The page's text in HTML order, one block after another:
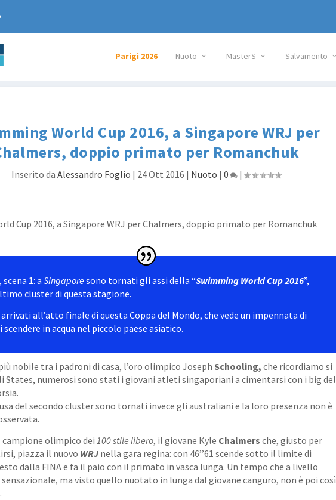
Parigi 2026 Nuoto MasterS Salvamento
World Cup 2016, a Singapore WRJ per
doppio primato per Romanchuk
Inserito da Alessandro Foglio | 24 Ott 2016 | Nuoto | 0 |
1: aSingaporesono tornati gli assi della “Swimming World Cup 2016”,
cluster di questa stagione.
all’atto finale di questa Coppa del Mondo, che vede un impennata di
in acqua nel piccolo paese asiatico.
nobile tra i padroni di casa, l’oro olimpico Joseph Schooling,che ricordiamo si
States, numerosi sono stati i giovani atleti singaporiani a cimentarsi con i big del
del secondo cluster sono tornati invece gli australiani e la loro presenza non è
campione olimpico dei100 stile libero, il giovane Kyle Chalmers che, giusto per
piazza il nuovo WRJ nella gara regina: con 46’’61 scende sotto il limite di
dalla FINA e fa il paio con il primato in vasca lunga. Un tempo che a livello
ma visto quello nuotato in lunga dal giovane canguro, non è poi così